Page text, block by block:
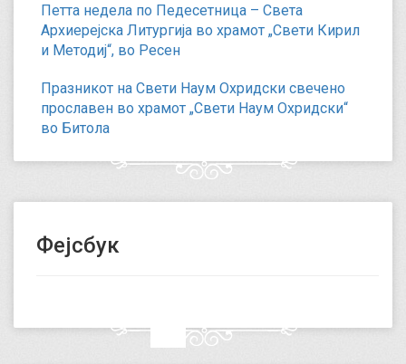
Петта недела по Педесетница – Света
Архиерејска Литургија во храмот „Свети Кирил
и Методиј“, во Ресен
Празникот на Свети Наум Охридски свечено
прославен во храмот „Свети Наум Охридски“
во Битола
Фејсбук